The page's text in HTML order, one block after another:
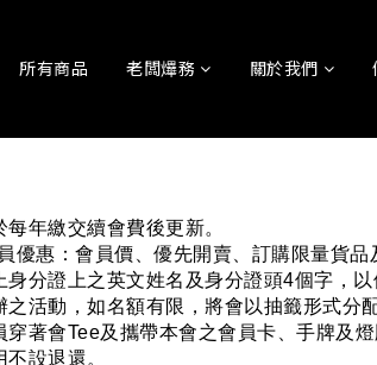
所有商品 老闆𤒹務 關於我們
年繳交續會費後更新。
優惠：會員價、優先開賣、訂購限量貨品
身分證上之英文姓名及身分證頭4個字，以
之活動，如名額有限，將會以抽籤形式分
穿著會Tee及攜帶本會之會員卡、手牌及燈
設退還。